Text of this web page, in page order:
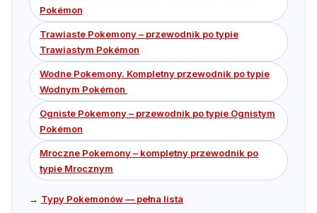
Pokémon
Trawiaste Pokemony – przewodnik po typie
Trawiastym Pokémon
Wodne Pokemony. Kompletny przewodnik po typie
Wodnym Pokémon
Ogniste Pokemony – przewodnik po typie Ognistym
Pokémon
Mroczne Pokemony – kompletny przewodnik po
typie Mrocznym
→ Typy Pokemonów — pełna lista